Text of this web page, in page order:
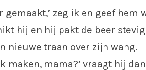
gemaakt,’ zeg ik en geef hem
hij en hij pakt de beer
nieuwe traan over zijn wang.
maken, mama?’ vraagt hij